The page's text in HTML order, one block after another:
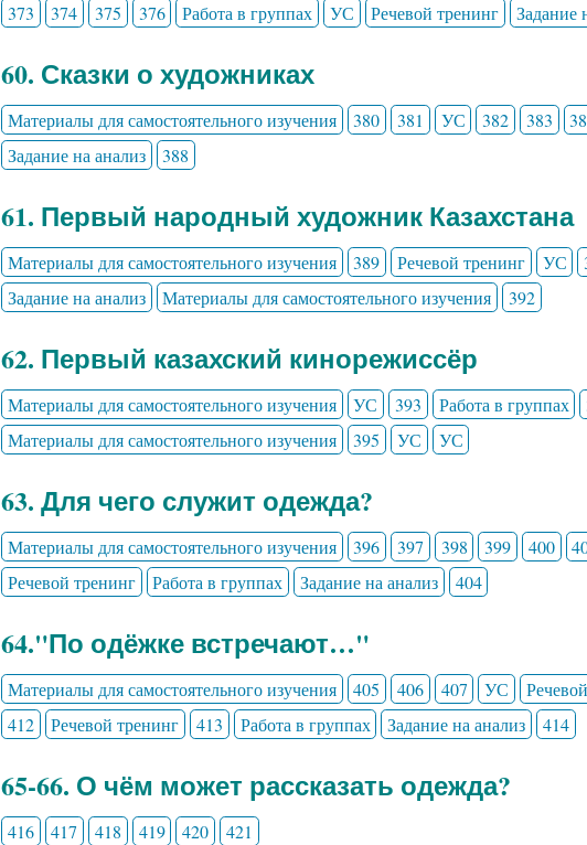
373 374 375 376 Работа в группах УС Речевой тренинг Задание
60. Сказки о художниках
Материалы для самостоятельного изучения 380 381 УС 382 383
Задание на анализ
388
61. Первый народный художник Казахстана
Материалы для самостоятельного изучения 389 Речевой тренинг УС
Задание на анализ
Материалы для самостоятельного изучения 392
62. Первый казахский кинорежиссёр
Материалы для самостоятельного изучения УС 393 Работа в группах
Материалы для самостоятельного изучения
395 УС УС
63. Для чего служит одежда?
Материалы для самостоятельного изучения 396 397 398 399 400
Речевой тренинг
Работа в группах Задание на анализ 404
64."По одёжке встречают…"
Материалы для самостоятельного изучения 405 406 407 УС
412
Речевой тренинг 413 Работа в группах Задание на анализ 414
65-66. О чём может рассказать одежда?
416 417 418 419 420 421